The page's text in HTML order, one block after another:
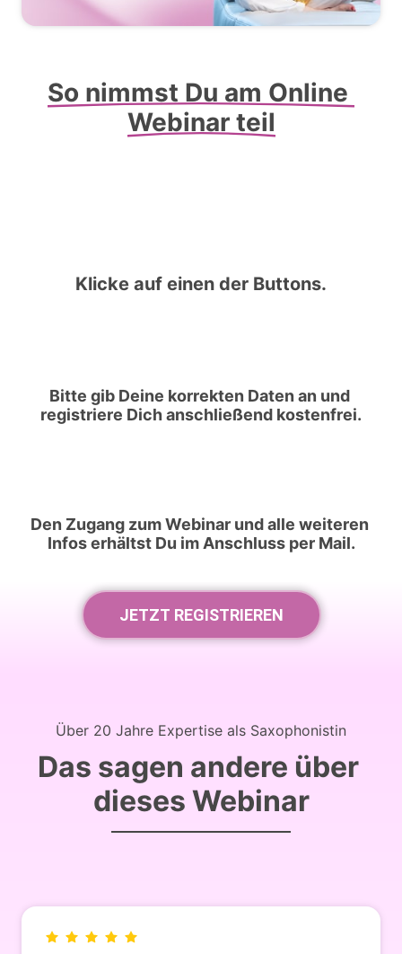
So nimmst Du am
Webinar teil
Klicke auf einen der Buttons.
Bitte gib Deine korrekten Daten an
und
registriere Dich anschließend kostenfrei.
Den Zugang zum Webinar und alle
Infos erhältst Du im Anschluss per Mail.
JETZT REGISTRIEREN
Über 20 Jahre Expertise als Saxophonistin
Das sagen andere
über
dieses Webinar